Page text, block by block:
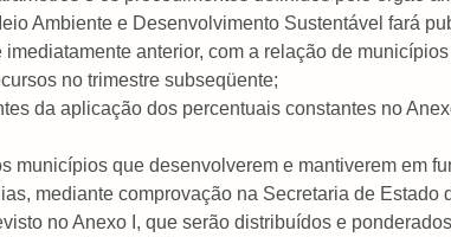
Ambiente e Desenvolvimento Sustentável fará
anterior, com a relação de
no trimestre subseqüente;
da aplicação dos percentuais constantes no
municípios que desenvolverem e mantiverem em
mediante comprovação na Secretaria de
no Anexo I, que serão distribuídos e